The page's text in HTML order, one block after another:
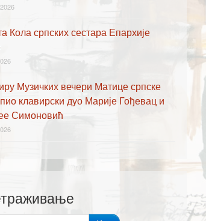
Кола српских сестара Епархије
Музичких вечери Матице српске
клавирски дуо Марије Гођевац и
Симоновић